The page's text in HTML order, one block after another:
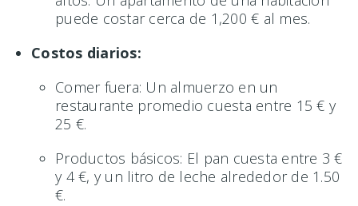
puede costar cerca de 1,200 € al mes.
Costos diarios:
Comer fuera: Un almuerzo en un
restaurante promedio cuesta entre 15 € y
25 €.
Productos básicos: El pan cuesta entre 3 €
y 4 €, y un litro de leche alrededor de 1.50
€.